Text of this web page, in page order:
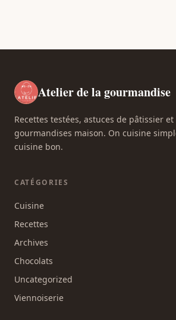
Atelier de la gourmandise
Recettes testées, astuces de pâtissier et
gourmandises maison. On cuisine
cuisine bon.
CATÉGORIES
Cuisine
Recettes
Archives
Chocolats
Uncategorized
Viennoiserie